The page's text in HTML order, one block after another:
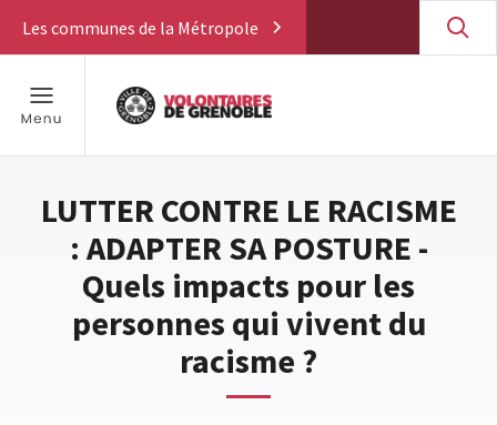
Les communes de la Métropole
LUTTER CONTRE LE RACISME
: ADAPTER SA POSTURE -
Quels impacts pour les
personnes qui vivent du
racisme ?